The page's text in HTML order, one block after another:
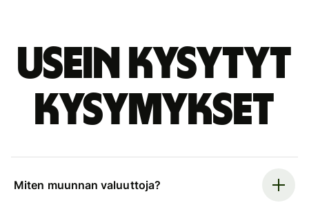
Usein kysytyt
kysymykset
Miten muunnan valuuttoja?